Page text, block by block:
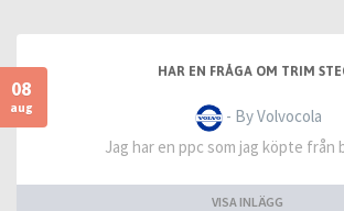
08
aug
HAR EN FRÅGA OM TRIM
- By Volvocola
Jag har en ppc som jag köpte
VISA INLÄGG